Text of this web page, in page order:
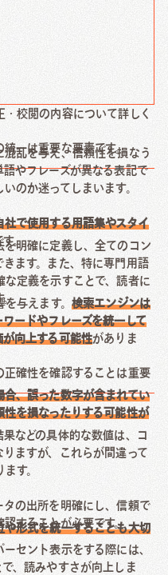
校閲の内容について詳しく
一は重要な要素です。
乱を与え、信頼性を損なう
やフレーズが異なる表記で
のか迷ってしまいます。
社で使用する用語集やスタイ
す。明確に定義し、全てのコン
ます。また、特に専門用語
定義を示すことで、読者に
。与えます。 検索エンジンは
ードやフレーズを統一して
向上する可能性がありま
確性を確認することは重要
、誤った数字が含まれてい
を損なったりする可能性が
などの具体的な数値は、コ
ますが、これらが間違って
す。
の出所を明確にし、信頼で
することが必要です。
形式を統一することも大切
セント表示をする際には、
、読みやすさが向上しま